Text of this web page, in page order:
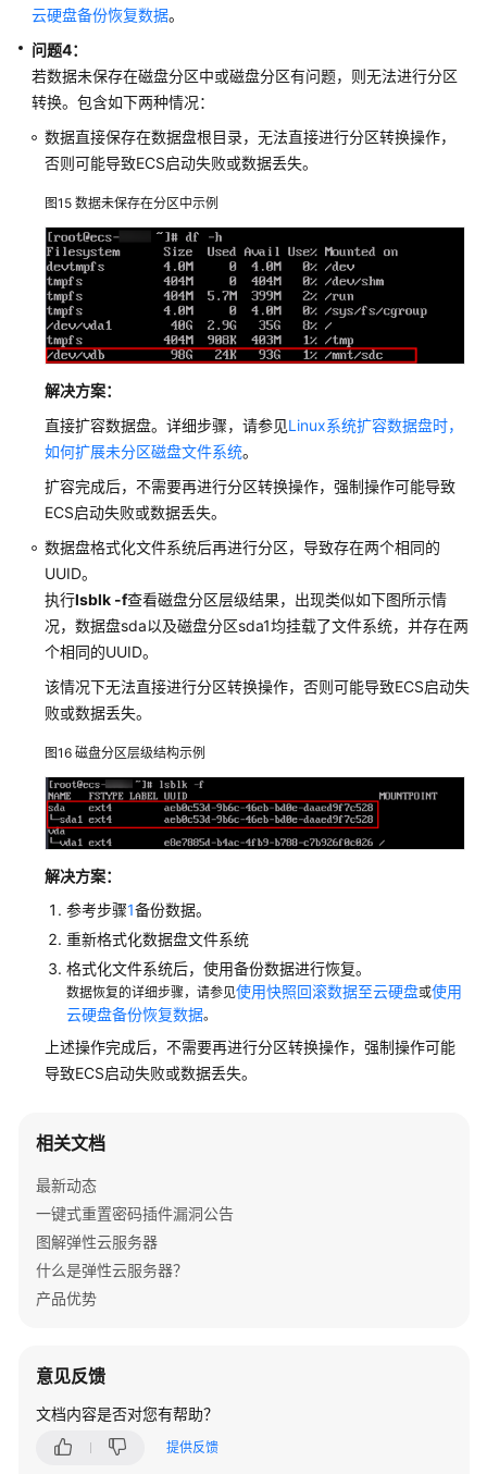
云硬盘备份恢复数据。
问题4：
若数据未保存在磁盘分区中或磁盘分区有问题，则无法进行分区
转换。包含如下两种情况：
数据直接保存在数据盘根目录，无法直接进行分区转换操作，
否则可能导致ECS启动失败或数据丢失。
图15 数据未保存在分区中示例
解决方案：
直接扩容数据盘。详细步骤，请参见Linux系统扩容数据盘时，
如何扩展未分区磁盘文件系统。
扩容完成后，不需要再进行分区转换操作，强制操作可能导致
ECS启动失败或数据丢失。
数据盘格式化文件系统后再进行分区，导致存在两个相同的
UUID。
执行lsblk -f查看磁盘分区层级结果，出现类似如下图所示情
况，数据盘sda以及磁盘分区sda1均挂载了文件系统，并存在两
个相同的UUID。
该情况下无法直接进行分区转换操作，否则可能导致ECS启动失
败或数据丢失。
图16 磁盘分区层级结构示例
解决方案：
参考步骤1备份数据。
重新格式化数据盘文件系统
格式化文件系统后，使用备份数据进行恢复。
数据恢复的详细步骤，请参见使用快照回滚数据至云硬盘或使用
云硬盘备份恢复数据。
上述操作完成后，不需要再进行分区转换操作，强制操作可能
导致ECS启动失败或数据丢失。
相关文档
最新动态
一键式重置密码插件漏洞公告
图解弹性云服务器
什么是弹性云服务器？
产品优势
意见反馈
文档内容是否对您有帮助？
提供反馈